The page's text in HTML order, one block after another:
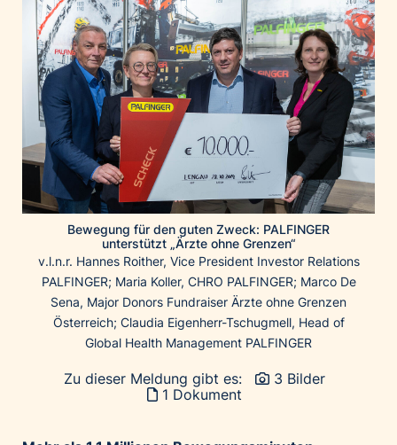
Home of Work
Huawei Consumer Business Group
JP Immobilien
JYSK
Kroatische Zentrale für Tourismus
List Holding Gruppe
Marble House
Mediaplus
Microsoft
Mondelēz Österreich
Muse Electronics
öbv – Österreichischer Bundesverlag
Bewegung für den guten Zweck: PALFINGER
unterstützt „Ärzte ohne Grenzen“
v.l.n.r. Hannes Roither, Vice President Investor Relations
PALFINGER; Maria Koller, CHRO PALFINGER; Marco De
Sena, Major Donors Fundraiser Ärzte ohne Grenzen
Österreich; Claudia Eigenherr-Tschugmell, Head of
Global Health Management PALFINGER
Zu dieser Meldung gibt es:
3 Bilder
1 Dokument